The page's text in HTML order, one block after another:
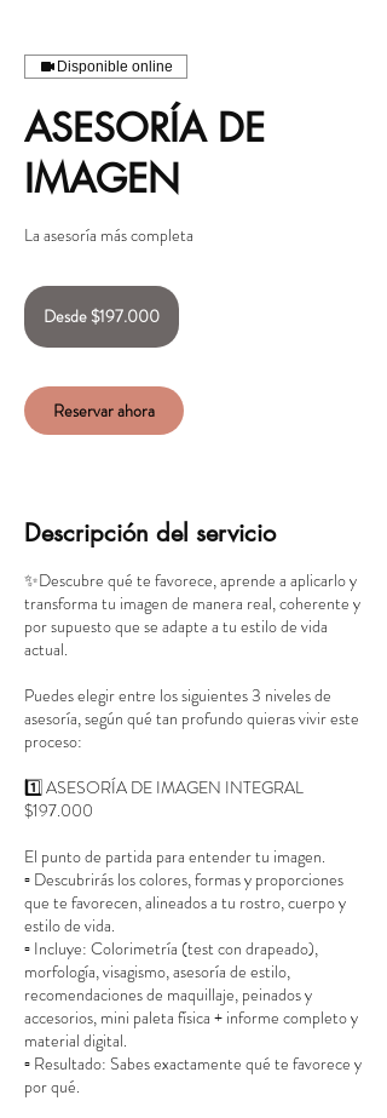
Disponible online
ASESORÍA DE
IMAGEN
La asesoría más completa
Desde
197.000
pesos
chilenos
Desde $197.000
Reservar ahora
Descripción del servicio
✨Descubre qué te favorece, aprende a aplicarlo y
transforma tu imagen de manera real, coherente y
por supuesto que se adapte a tu estilo de vida
actual.
Puedes elegir entre los siguientes 3 niveles de
asesoría, según qué tan profundo quieras vivir este
proceso:
1️⃣ ASESORÍA DE IMAGEN INTEGRAL
$197.000
El punto de partida para entender tu imagen.
▫️ Descubrirás los colores, formas y proporciones
que te favorecen, alineados a tu rostro, cuerpo y
estilo de vida.
▫️ Incluye: Colorimetría (test con drapeado),
morfología, visagismo, asesoría de estilo,
recomendaciones de maquillaje, peinados y
accesorios, mini paleta física + informe completo y
material digital.
▫️ Resultado: Sabes exactamente qué te favorece y
por qué.